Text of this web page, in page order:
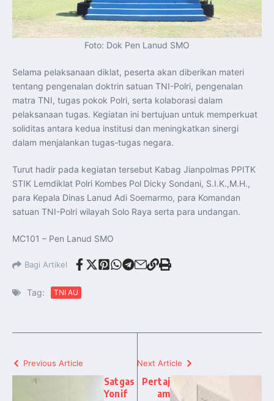
Foto: Dok Pen Lanud SMO
Selama pelaksanaan diklat, peserta akan diberikan materi
tentang pengenalan doktrin satuan TNI-Polri, pengenalan
matra TNI, tugas pokok Polri, serta kolaborasi dalam
pelaksanaan tugas. Kegiatan ini bertujuan untuk memperkuat
soliditas antara kedua institusi dan meningkatkan sinergi
dalam menjalankan tugas-tugas negara.
Turut hadir pada kegiatan tersebut Kabag Jianpolmas PPITK
STIK Lemdiklat Polri Kombes Pol Dicky Sondani, S.I.K.,M.H.,
para Kepala Dinas Lanud Adi Soemarmo, para Komandan
satuan TNI-Polri wilayah Solo Raya serta para undangan.
MC101 – Pen Lanud SMO
Bagi Artikel
Tag: TNI AU
Previous Article
Satgas
Yonif
Next Article
Pertaj
am